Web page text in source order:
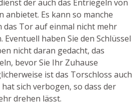
der auch das Entriegeln von
anbietet. Es kann so manche
das Tor auf einmal nicht mehr
haben Sie den Schlüssel
nicht daran gedacht, das
bevor Sie Ihr Zuhause
ist das Torschloss auch
sich verbogen, so dass der
drehen lässt.